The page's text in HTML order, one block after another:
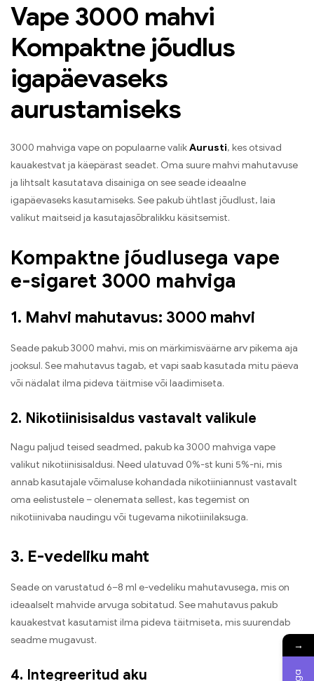
Vape 3000 mahvi
Kompaktne jõudlus
igapäevaseks
aurustamiseks
3000 mahviga vape on populaarne valikAurusti, kes otsivad
kauakestvat ja käepärast seadet. Oma suure mahvi mahutavuse
ja lihtsalt kasutatava disainiga on see seade ideaalne
igapäevaseks kasutamiseks. See pakub ühtlast jõudlust, laia
valikut maitseid ja kasutajasõbralikku käsitsemist.
Kompaktne jõudlusega vape
e-sigaret 3000 mahviga
1. Mahvi mahutavus: 3000 mahvi
Seade pakub 3000 mahvi, mis on märkimisväärne arv pikema aja
jooksul. See mahutavus tagab, et vapi saab kasutada mitu päeva
või nädalat ilma pideva täitmise või laadimiseta.
2. Nikotiinisisaldus vastavalt valikule
Nagu paljud teised seadmed, pakub ka 3000 mahviga vape
valikut nikotiinisisaldusi. Need ulatuvad 0%-st kuni 5%-ni, mis
annab kasutajale võimaluse kohandada nikotiiniannust vastavalt
oma eelistustele – olenemata sellest, kas tegemist on
nikotiinivaba naudingu või tugevama nikotiinilaksuga.
3. E-vedeliku maht
Seade on varustatud 6–8 ml e-vedeliku mahutavusega, mis on
ideaalselt mahvide arvuga sobitatud. See mahutavus pakub
kauakestvat kasutamist ilma pideva täitmiseta, mis suurendab
seadme mugavust.
4. Integreeritud aku
→